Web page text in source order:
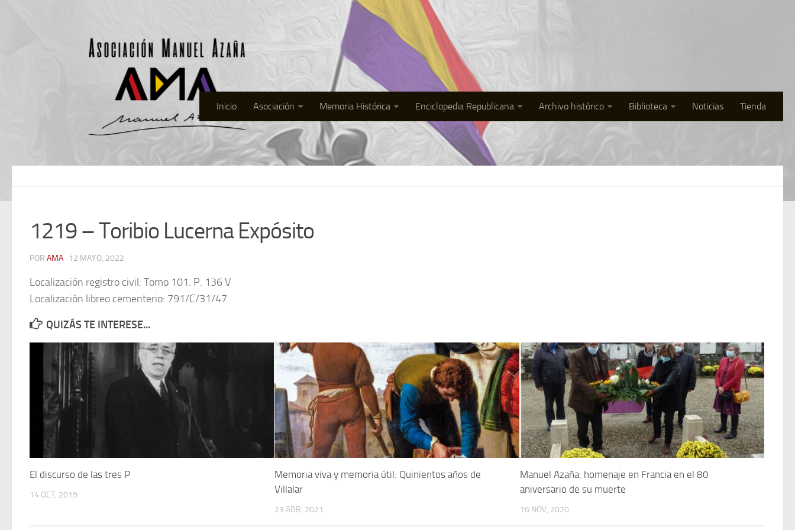
Inicio Asociación Memoria Histórica Enciclopedia Republicana Archivo histórico Biblioteca Noticias Tienda
1219 – Toribio Lucerna Expósito
POR AMA · 12 MAYO, 2022
Localización registro civil: Tomo 101. P. 136 V
Localización libreo cementerio: 791/C/31/47
QUIZÁS TE INTERESE...
El discurso de las tres P
14 OCT, 2019
Memoria viva y memoria útil: Quinientos años de
Villalar
23 ABR, 2021
Manuel Azaña: homenaje en Francia en el 80
aniversario de su muerte
16 NOV, 2020